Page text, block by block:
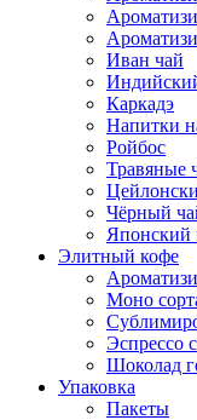
Иван чай
Каркадэ
Напитки
Ройбос
Травяные
Чёрный
Японский
Элитный кофе
Моно
Эспрессо
Шоколад
Упаковка
Пакеты